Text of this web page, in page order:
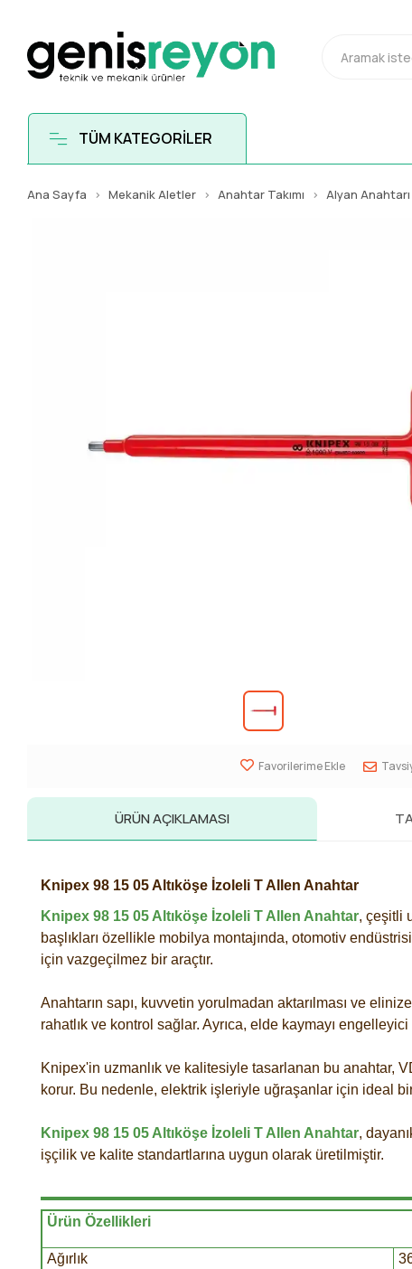
TÜM KATEGORİLER
Ana Sayfa Mekanik Aletler Anahtar Takımı Alyan Anahtarı
Favorilerime Ekle
ÜRÜN AÇIKLAMASI
Knipex 98 15 05 Altıköşe İzoleli T Allen Anahtar
Knipex 98 15 05 Altıköşe İzoleli T Allen Anahtar, çeşitli
başlıkları özellikle mobilya montajında, otomotiv
için vazgeçilmez bir araçtır.
Anahtarın sapı, kuvvetin yorulmadan aktarılması ve
rahatlık ve kontrol sağlar. Ayrıca, elde kaymayı
Knipex'in uzmanlık ve kalitesiyle tasarlanan bu anahtar,
korur. Bu nedenle, elektrik işleriyle uğraşanlar için ideal
Knipex 98 15 05 Altıköşe İzoleli T Allen Anahtar,
işçilik ve kalite standartlarına uygun olarak üretilmiştir.
Ürün Özellikleri
Ağırlık